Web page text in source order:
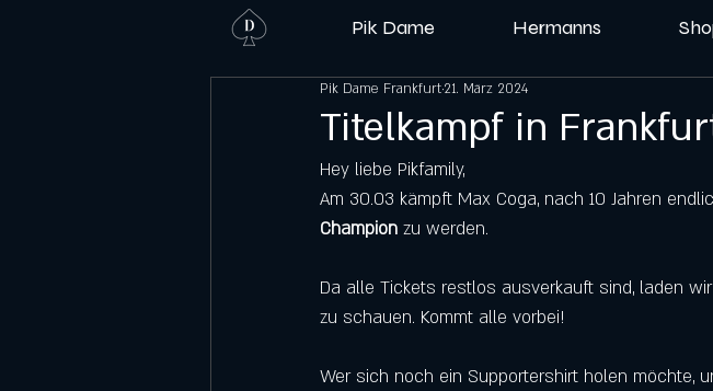
Pik Dame Hermanns
Titelkampf in
Pik Dame Frankfurt21. März 2024
Hey liebe Pikfamily,
Am 30.03 kämpft Max Coga, nach 10 Jahren
Champion zu werden.
Da alle Tickets restlos ausverkauft sind, laden
zu schauen. Kommt alle vorbei!
Wer sich noch ein Supportershirt holen möchte,